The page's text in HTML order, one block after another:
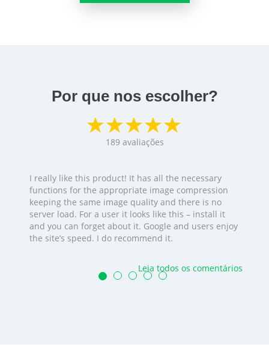
Por que nos escolher?
189 avaliações
I really like this product! It has all the necessary
functions for the appropriate image compression
keeping the same image quality and there is no
server load. For a user it looks like this – install it
and you can forget about it. Google and users enjoy
the site’s speed. I do recommend it.
Leia todos os comentários